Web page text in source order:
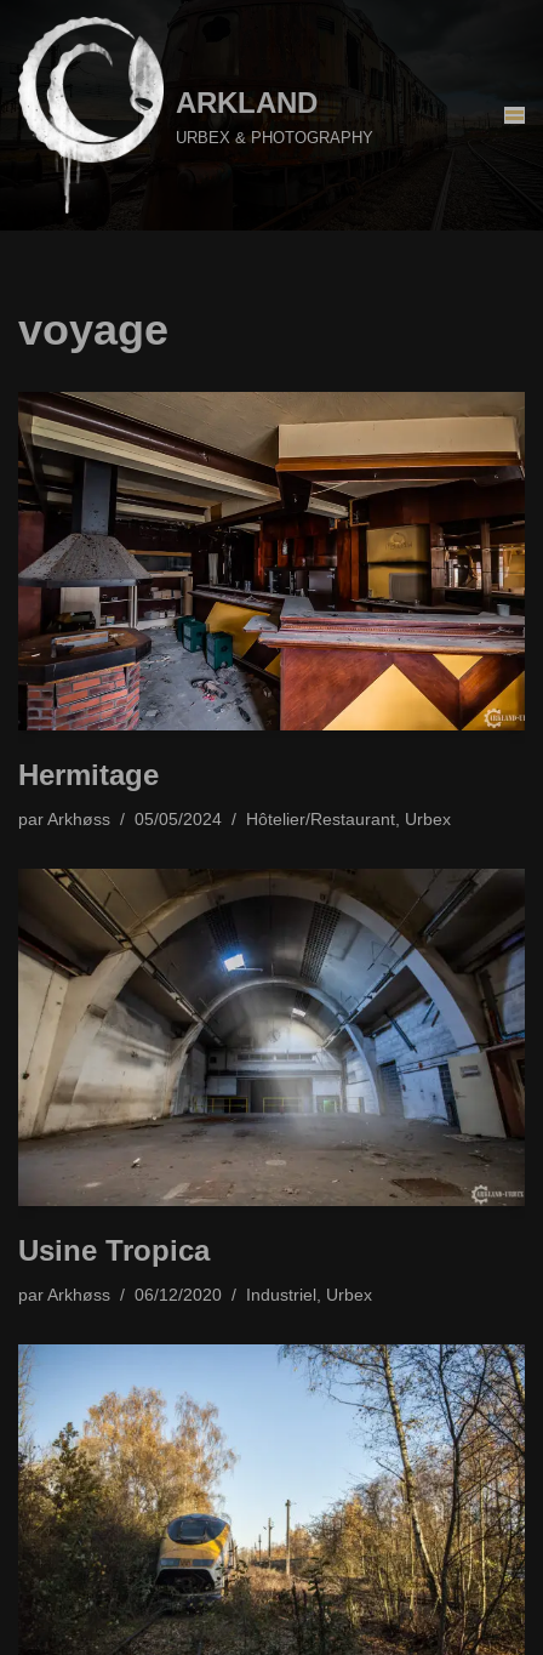
Aller
au
contenu
ARKLAND
URBEX & PHOTOGRAPHY
voyage
Hermitage
par Arkhøss 05/05/2024 Hôtelier/Restaurant Urbex
Usine Tropica
par Arkhøss 06/12/2020 Industriel Urbex